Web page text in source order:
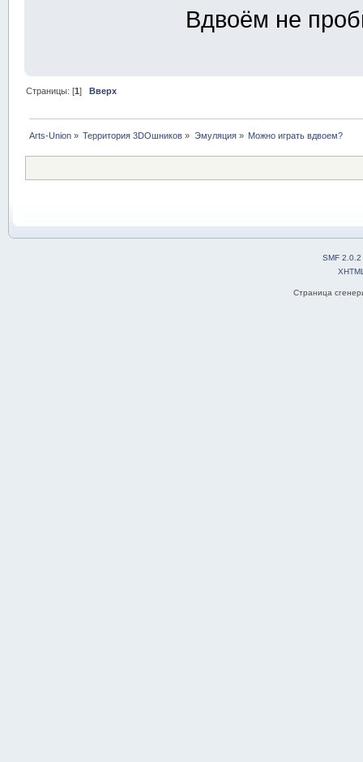
Вдвоём не
Страницы: [1]Вверх
Arts-Union » Территория 3DOшников » Эмуляция» Можно играть вдвоем?
SMF 2.0.2
Страница